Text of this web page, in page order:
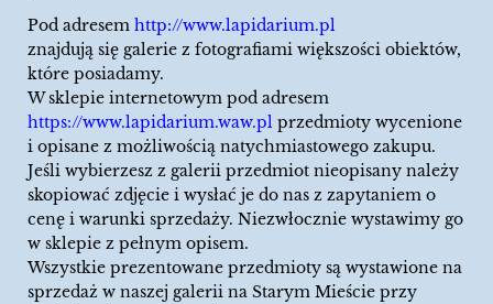
Pod adresem http://www.lapidarium.pl
znajdują się galerie z fotografiami większości obiektów,
które posiadamy.
W sklepie internetowym pod adresem
https://www.lapidarium.waw.pl przedmioty wycenione
i opisane z możliwością natychmiastowego zakupu.
Jeśli wybierzesz z galerii przedmiot nieopisany należy
skopiować zdjęcie i wysłać je do nas z zapytaniem o
cenę i warunki sprzedaży. Niezwłocznie wystawimy go
w sklepie z pełnym opisem.
Wszystkie prezentowane przedmioty są wystawione na
sprzedaż w naszej galerii na Starym Mieście przy